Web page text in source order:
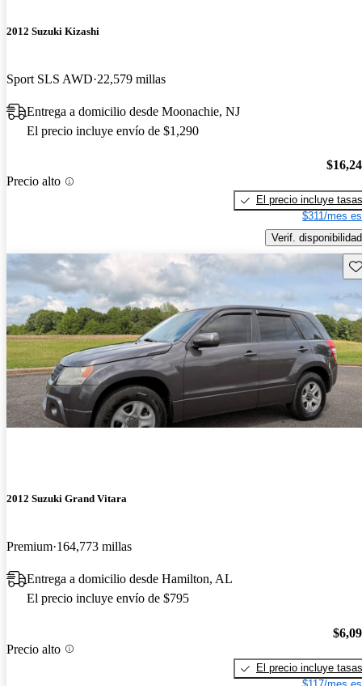
2012 Suzuki Kizashi
Sport SLS AWD 22,579 millas
Entrega a domicilio desde Moonachie, NJ
El precio incluye envío de $1,290
Precio alto
El precio incluye tasas
$311/mes
Verif. disponibilidad
2012 Suzuki Grand Vitara
Premium 164,773 millas
Entrega a domicilio desde Hamilton, AL
El precio incluye envío de $795
Precio alto
El precio incluye tasas